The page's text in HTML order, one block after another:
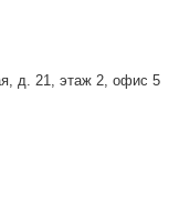
д. 21, этаж 2, офис 5